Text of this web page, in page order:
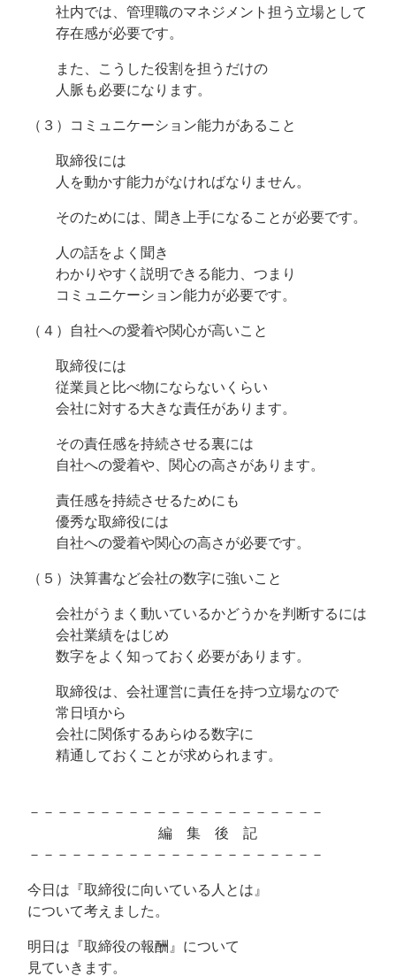
社内では、管理職のマネジメント担う立場として
存在感が必要です。
また、こうした役割を担うだけの
人脈も必要になります。
（３）コミュニケーション能力があること
取締役には
人を動かす能力がなければなりません。
そのためには、聞き上手になることが必要です。
人の話をよく聞き
わかりやすく説明できる能力、つまり
コミュニケーション能力が必要です。
（４）自社への愛着や関心が高いこと
取締役には
従業員と比べ物にならないくらい
会社に対する大きな責任があります。
その責任感を持続させる裏には
自社への愛着や、関心の高さがあります。
責任感を持続させるためにも
優秀な取締役には
自社への愛着や関心の高さが必要です。
（５）決算書など会社の数字に強いこと
会社がうまく動いているかどうかを判断するには
会社業績をはじめ
数字をよく知っておく必要があります。
取締役は、会社運営に責任を持つ立場なので
常日頃から
会社に関係するあらゆる数字に
精通しておくことが求められます。
－－－－－－－－－－－－－－－－－－－－－
編 集 後 記
－－－－－－－－－－－－－－－－－－－－－
今日は『取締役に向いている人とは』
について考えました。
明日は『取締役の報酬』について
見ていきます。